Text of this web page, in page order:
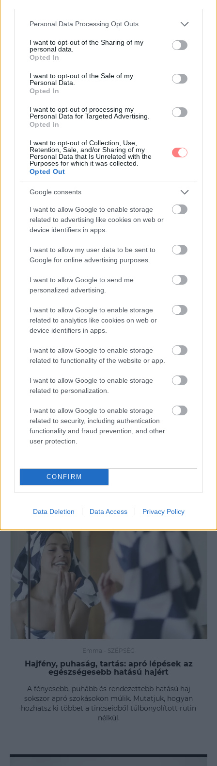
Please note that this website/app uses one or more Google
not limited to your visit or usage behaviour. You may click to
grant or deny consent to Google and its third-party tags to
use your data for below specified purposes in below Google
consent section.
Personal Data Processing Opt Outs
I want to opt-out of the Sharing of my
personal data.
Opted In
I want to opt-out of the Sale of my
Personal Data.
Opted In
I want to opt-out of processing my
Personal Data for Targeted Advertising.
Opted In
I want to opt-out of Collection, Use,
Retention, Sale, and/or Sharing of my
Personal Data that Is Unrelated with the
Purposes for which it was collected.
Opted Out
Google consents
I want to allow Google to enable storage
related to advertising like cookies on web or
device identifiers in apps.
I want to allow my user data to be sent to
Google for online advertising purposes.
I want to allow Google to send me
personalized advertising.
I want to allow Google to enable storage
related to analytics like cookies on web or
device identifiers in apps.
I want to allow Google to enable storage
related to functionality of the website or app.
I want to allow Google to enable storage
related to personalization.
I want to allow Google to enable storage
related to security, including authentication
functionality and fraud prevention, and other
user protection.
CONFIRM
Data Deletion Data Access Privacy Policy
mi okoz valódi örömöt
A valódi öröm nem mindig hasznos, látványos vagy
megtervezett. Néha egy spontán program, egy régi
hobbi vagy egy jó nevetés segít visszatalálni a fun
Emma
amelyek megkönnyítik a reggelt
A jó nap sokszor már előző este elkezdődik. Néhány
apró szokással, előkészítéssel és nyugodtabb lezárással
sokat tehetsz azért, hogy a reggel ne kapkodással
Emma - SZÉPSÉG
Hajfény, puhaság, tartás: apró lépések az
egészségesebb hatású hajért
A fényesebb, puhább és rendezettebb hatású haj
sokszor apró szokásokon múlik. Mutatjuk, hogyan
hozhatsz ki többet a tincseidből túlbonyolított rutin
nélkül.